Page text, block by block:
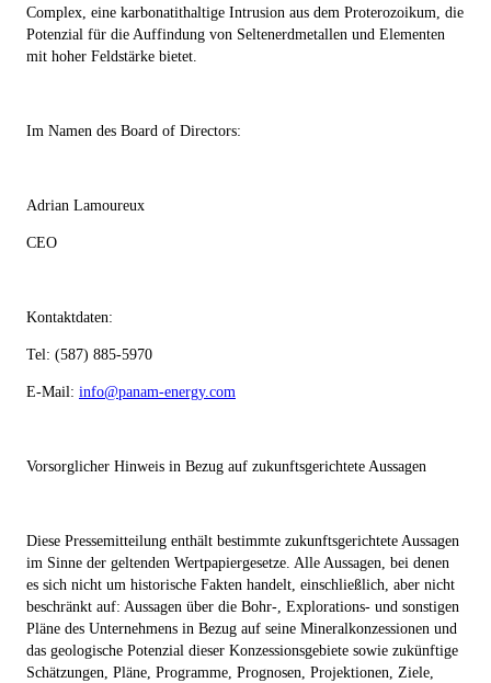
Complex, eine karbonatithaltige Intrusion aus dem Proterozoikum, die
Potenzial für die Auffindung von Seltenerdmetallen und Elementen
mit hoher Feldstärke bietet.
Im Namen des Board of Directors:
Adrian Lamoureux
CEO
Kontaktdaten:
Tel: (587) 885-5970
E-Mail: info@panam-energy.com
Vorsorglicher Hinweis in Bezug auf zukunftsgerichtete Aussagen
Diese Pressemitteilung enthält bestimmte zukunftsgerichtete Aussagen
im Sinne der geltenden Wertpapiergesetze. Alle Aussagen, bei denen
es sich nicht um historische Fakten handelt, einschließlich, aber nicht
beschränkt auf: Aussagen über die Bohr-, Explorations- und sonstigen
Pläne des Unternehmens in Bezug auf seine Mineralkonzessionen und
das geologische Potenzial dieser Konzessionsgebiete sowie zukünftige
Schätzungen, Pläne, Programme, Prognosen, Projektionen, Ziele,